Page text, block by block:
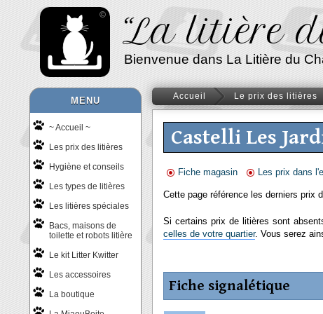
“La litière
Bienvenue dans La Litière du
MENU
~ Accueil ~
Les prix des litières
Hygiène et conseils
Les types de litières
Les litières spéciales
Bacs, maisons de
toilette et robots litière
Le kit Litter Kwitter
Les accessoires
La boutique
Accueil Le prix des litières
Castelli Les
Fiche magasin Les prix dans
Cette page référence les derniers prix
Si certains prix de litières sont
celles de votre quartier. Vous serez
Fiche signalétique